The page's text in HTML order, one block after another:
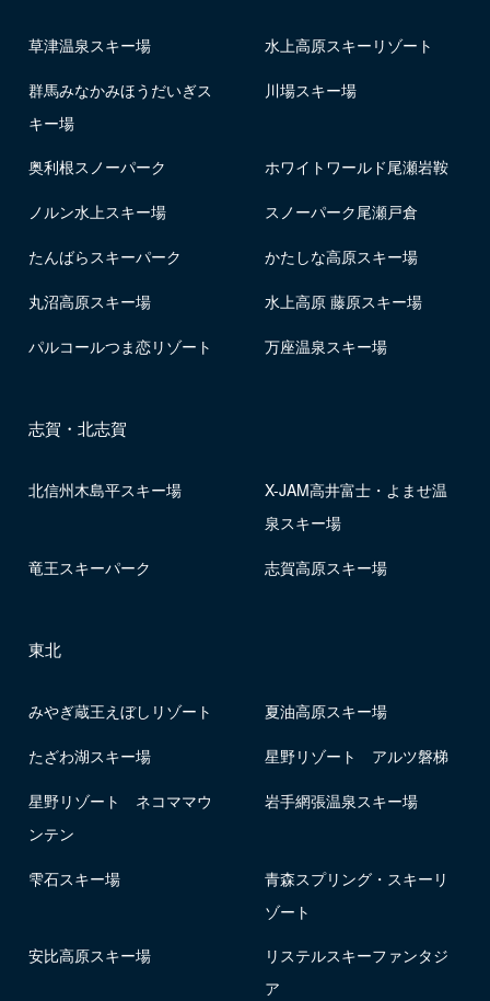
草津温泉スキー場 水上高原スキーリゾート
群馬みなかみほうだいぎス
キー場
川場スキー場
奥利根スノーパーク ホワイトワールド尾瀬岩鞍
ノルン水上スキー場 スノーパーク尾瀬戸倉
たんばらスキーパーク かたしな高原スキー場
丸沼高原スキー場 水上高原 藤原スキー場
パルコールつま恋リゾート 万座温泉スキー場
志賀・北志賀
北信州木島平スキー場
X-JAM高井富士・よませ温
泉スキー場
竜王スキーパーク 志賀高原スキー場
東北
みやぎ蔵王えぼしリゾート 夏油高原スキー場
たざわ湖スキー場 星野リゾート アルツ磐梯
星野リゾート ネコママウ
ンテン
岩手網張温泉スキー場
雫石スキー場
青森スプリング・スキーリ
ゾート
安比高原スキー場
リステルスキーファンタジ
ア